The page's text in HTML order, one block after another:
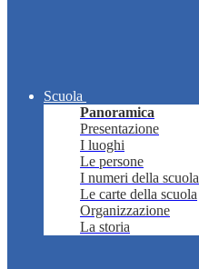
Scuola
Panoramica
Presentazione
I luoghi
Le persone
I numeri della scuola
Le carte della scuola
Organizzazione
La storia